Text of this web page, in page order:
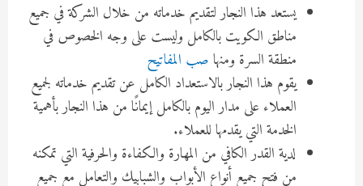
يستعد هذا النجار لتقديم خدماته من خلال الشركة في جميع
مناطق الكويت بالكامل وليست على وجه الخصوص في
منطقة السرة ومنهاصب المفاتيح
يقوم هذا النجار بالاستعداد الكامل عن تقديم خدماته لجميع
العملاء على مدار اليوم بالكامل إيمانًا من هذا النجار بأهمية
الخدمة التي يقدمها للعملاء.
لدية القدر الكافي من المهارة والكفاءة والحرفية التي تمكنه
من فتح جميع أنواع الأبواب والشبابيك والتعامل مع جميع